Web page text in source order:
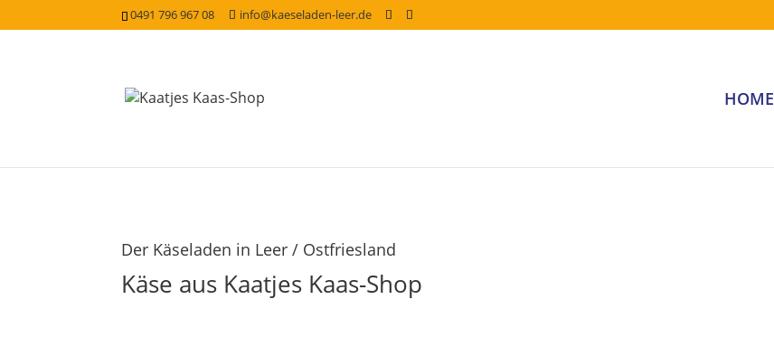
0491 796 967 08 info@kaeseladen-leer.de
HOME
Der Käseladen in Leer / Ostfriesland
Käse aus Kaatjes Kaas-Shop